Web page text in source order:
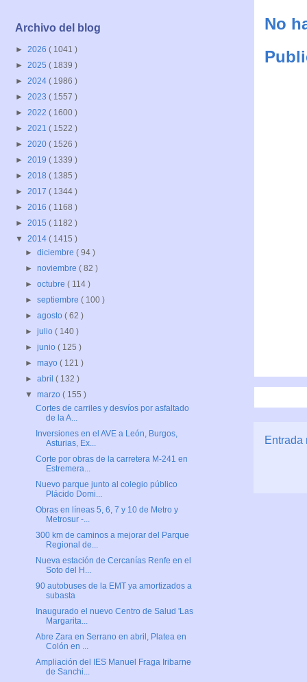
No
Entrada
Archivo del blog
► 2026 ( 1041 )
► 2025 ( 1839 )
► 2024 ( 1986 )
► 2023 ( 1557 )
► 2022 ( 1600 )
► 2021 ( 1522 )
► 2020 ( 1526 )
► 2019 ( 1339 )
► 2018 ( 1385 )
► 2017 ( 1344 )
► 2016 ( 1168 )
► 2015 ( 1182 )
▼ 2014 ( 1415 )
►diciembre( 94 )
►noviembre( 82 )
►octubre( 114 )
►septiembre( 100 )
►agosto( 62 )
►julio( 140 )
►junio( 125 )
►mayo( 121 )
►abril( 132 )
▼marzo( 155 )
Cortes de carriles y desvíos por asfaltado
de la A...
Inversiones en el AVE a León, Burgos,
Asturias, Ex...
Corte por obras de la carretera M-241 en
Estremera...
Nuevo parque junto al colegio público
Plácido Domi...
Obras en líneas 5, 6, 7 y 10 de Metro y
Metrosur -...
300 km de caminos a mejorar del Parque
Regional de...
Nueva estación de Cercanías Renfe en el
Soto del H...
90 autobuses de la EMT ya amortizados a
subasta
Inaugurado el nuevo Centro de Salud 'Las
Margarita...
Abre Zara en Serrano en abril, Platea en
Colón en ...
Ampliación del IES Manuel Fraga Iribarne
de Sanchi...